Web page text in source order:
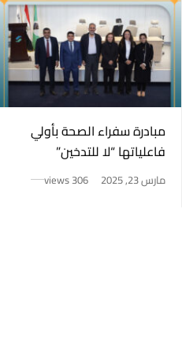
مبادرة سفراء الصحة بأولي
فاعلياتها “لا للتدخين”
مارس 23, 2025 306 views